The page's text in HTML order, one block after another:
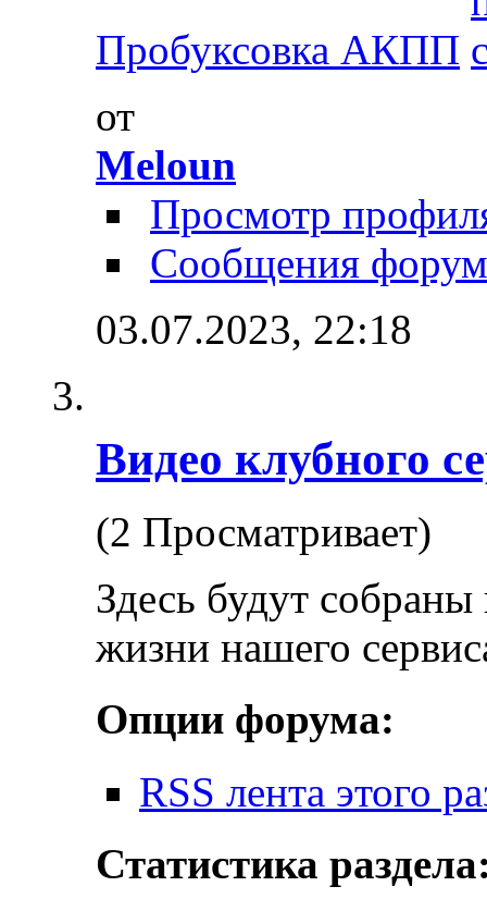
Пробуксовка АКПП
от
Meloun
Просмотр
Сообщения
03.07.2023, 22:18
Видео клубного
(2 Просматривает)
Здесь будут
жизни нашего
Опции форума:
RSS лента этого
Статистика